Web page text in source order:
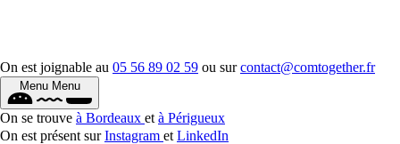
On est joignable au 05 56 89 02 59 ou surcontact@comtogether.fr
Menu Menu
On se trouve à Bordeaux et à Périgueux
On est présent surInstagram et LinkedIn